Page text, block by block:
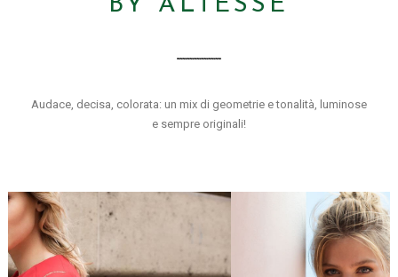
BY ALTESSE
Audace, decisa, colorata: un mix di geometrie e tonalità, luminose
e sempre originali!